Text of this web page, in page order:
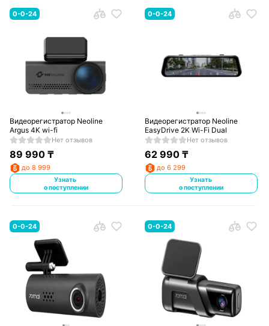
0-0-24
Видеорегистратор Neoline
Argus 4K wi-fi
Нет отзывов
89 990₸
до 8 999
Узнать
о поступлении
0-0-24
Видеорегистратор Neoline
EasyDrive 2K Wi-Fi Dual
Нет отзывов
62 990 ₸
до 6 299
Узнать
о поступлении
0-0-24 0-0-24